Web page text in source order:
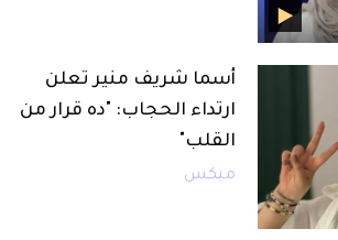
أسما شريف منير تعلن
ارتداء الحجاب: "ده قرار من
القلب"
ميكس